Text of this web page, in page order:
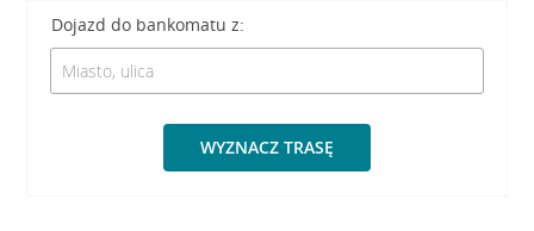
Dojazd do bankomatu z:
WYZNACZ TRASĘ